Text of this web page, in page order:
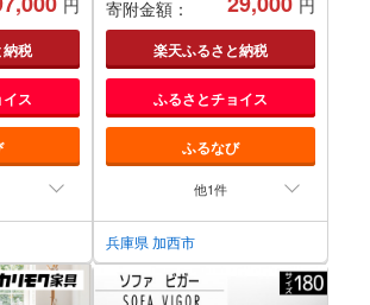
円
税
ス
学習机 チェア 椅子 いす イ
ス 子供部屋 インテリア 家
具 かわいい デスクチェアセ
ット デスクセット キッズデ
スク
寄附金額： 円
楽天ふるさと納税
ふるさとチョイス
ふるなび
他1件
兵庫県 加西市